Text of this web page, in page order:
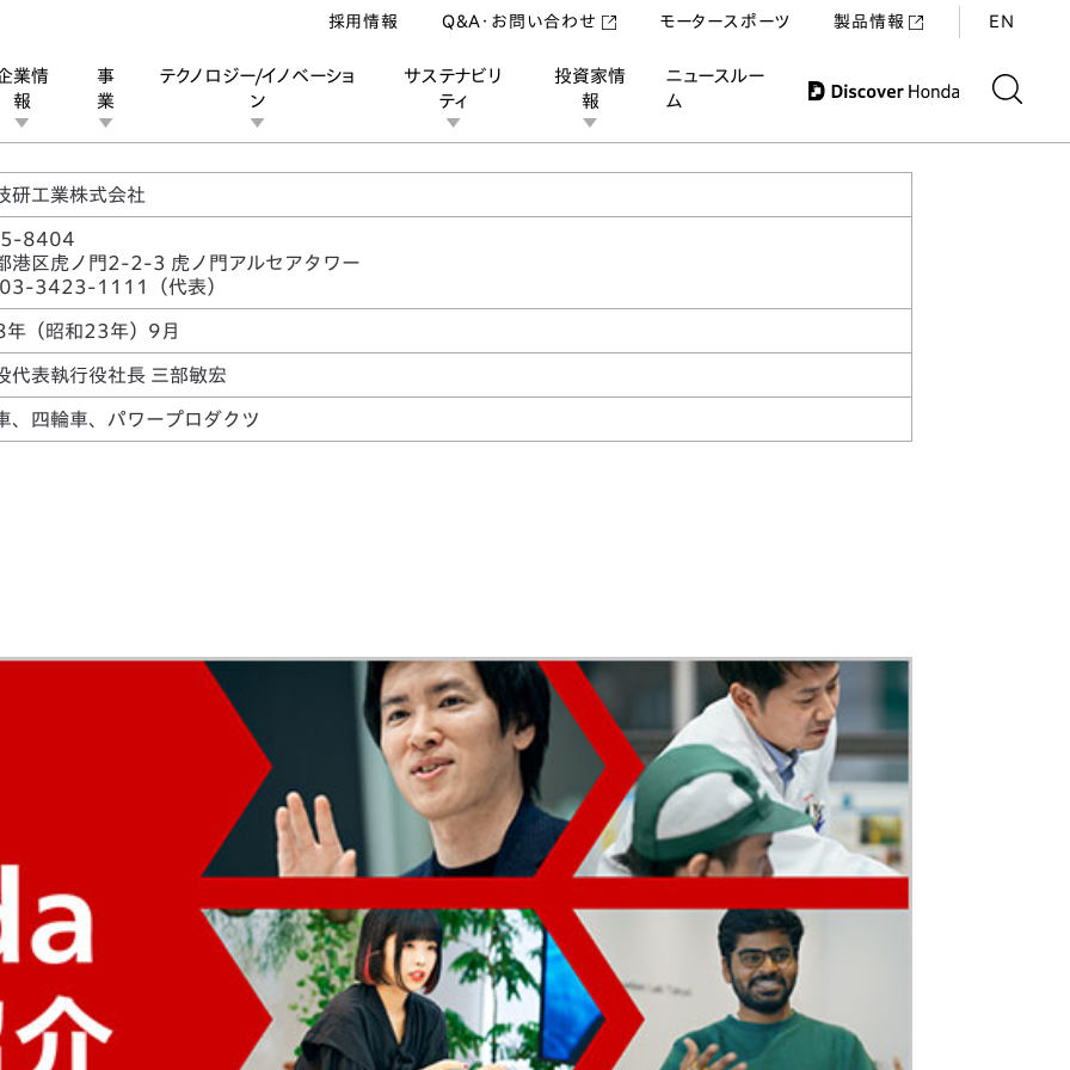
業情
報
レートブランド 企業スポーツ モータースポーツ
事
業
テクノロジー/イノベーショ
ン
サステナビリ
ティ
安全への取り組み 品質への取り組み
投資家情
報
IRカレンダー 個人投資家の皆様へ Honda Report
ニュースルー
ム
採用情報 Q&A・お問い合わせ モータースポーツ 製品情報 EN
研工業株式会社
8404
港区虎ノ門2-2-3 虎ノ門アルセアタワー
03-3423-1111（代表）
（昭和23年）9月
代表執行役社長 三部敏宏
、四輪車、パワープロダクツ